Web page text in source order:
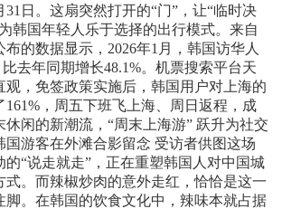
31日。这扇突然打开的“门”，让“临时决
韩国年轻人乐于选择的出行模式。来自
的数据显示，2026年1月，韩国访华人
去年同期增长48.1%。机票搜索平台天
观，免签政策实施后，韩国用户对上海的
161%，周五下班飞上海、周日返程，成
休闲的新潮流，“周末上海游” 跃升为社交
国游客在外滩合影留念 受访者供图这场
的“说走就走”，正在重塑韩国人对中国城
式。而辣椒炒肉的意外走红，恰恰是这一
脚。在韩国的饮食文化中，辣味本就占据